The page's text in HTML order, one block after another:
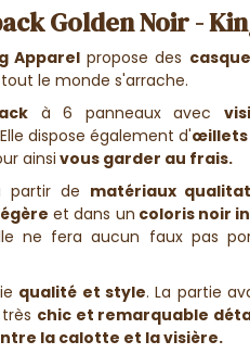
Golden Noir -
Apparel propose des
le monde s'arrache.
à 6 panneaux avec
dispose également d'œillets
ainsivous garder au frais.
partir de matériaux
et dans un coloris noir
ne fera aucun faux pas
qualité et style.La partie
chic et remarquable
la calotte et la visière.